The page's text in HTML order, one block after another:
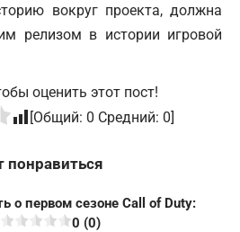
вокруг проекта, должна
релизом в истории игровой
оценить этот пост!
[Общий: 0 Средний: 0]
о первом сезоне Call of Duty:
0 (0)